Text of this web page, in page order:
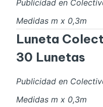
Publicidad en
Medidas m x 0,3m
Luneta
30 Lunetas
Publicidad en
Medidas m x 0,3m